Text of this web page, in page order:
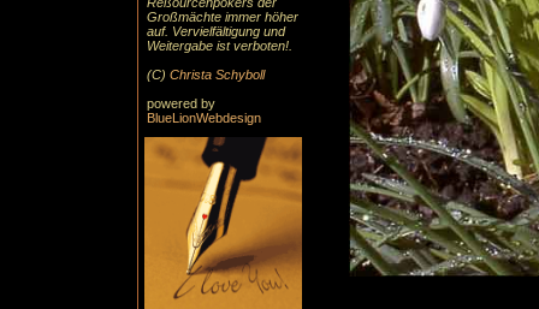
Großmächte immer höher
auf. Vervielfältigung und
Weitergabe ist verboten!.
(C) Christa Schyboll
powered by
BlueLionWebdesign